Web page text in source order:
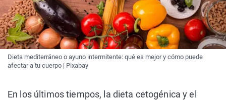
Dieta mediterráneo o ayuno intermitente: qué es mejor y cómo puede
afectar a tu cuerpo | Pixabay
En los últimos tiempos, la dieta cetogénica y el